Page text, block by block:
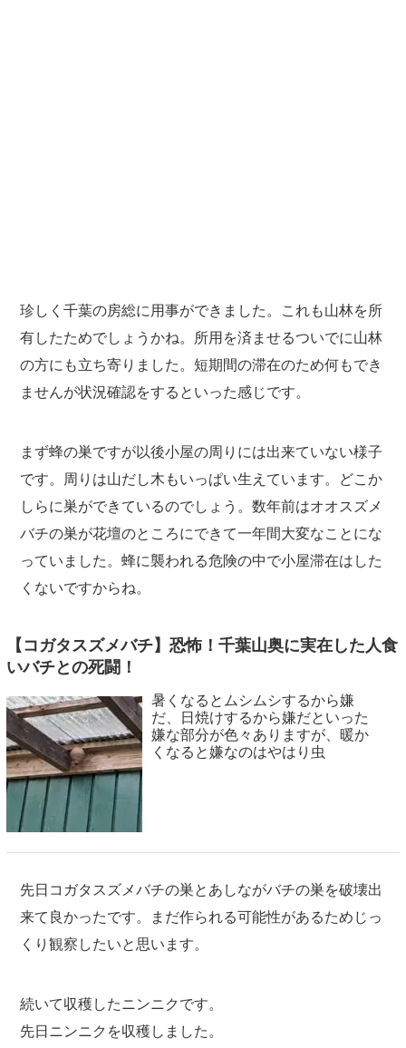
珍しく千葉の房総に用事ができました。これも山林を所
有したためでしょうかね。所用を済ませるついでに山林
の方にも立ち寄りました。短期間の滞在のため何もでき
ませんが状況確認をするといった感じです。
まず蜂の巣ですが以後小屋の周りには出来ていない様子
です。周りは山だし木もいっぱい生えています。どこか
しらに巣ができているのでしょう。数年前はオオスズメ
バチの巣が花壇のところにできて一年間大変なことにな
っていました。蜂に襲われる危険の中で小屋滞在はした
くないですからね。
【コガタスズメバチ】恐怖！千葉山奥に実在した人食
いバチとの死闘！
暑くなるとムシムシするから嫌
だ、日焼けするから嫌だといった
嫌な部分が色々ありますが、暖か
くなると嫌なのはやはり虫
先日コガタスズメバチの巣とあしながバチの巣を破壊出
来て良かったです。まだ作られる可能性があるためじっ
くり観察したいと思います。
続いて収穫したニンニクです。
先日ニンニクを収穫しました。